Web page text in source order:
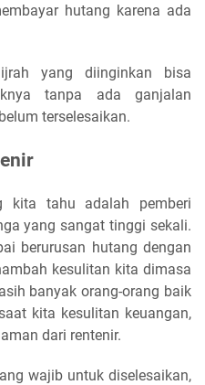
hutang karena ada
yang diinginkan bisa
tanpa ada ganjalan
terselesaikan.
kita tahu adalah pemberi
yang sangat tinggi sekali.
berurusan hutang dengan
kesulitan kita dimasa
banyak orang-orang baik
kita kesulitan keuangan,
dari rentenir.
wajib untuk diselesaikan,